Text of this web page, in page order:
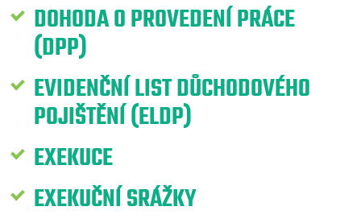
DOHODA O PROVEDENÍ PRÁCE
(DPP)
EVIDENČNÍ LIST DŮCHODOVÉHO
POJIŠTĚNÍ (ELDP)
EXEKUCE
EXEKUČNÍ SRÁŽKY